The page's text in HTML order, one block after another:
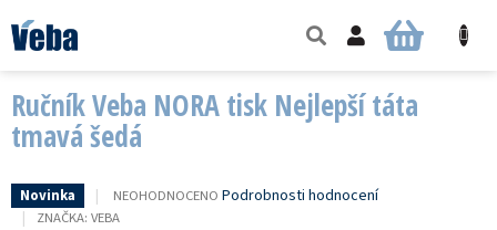
na
obsah
NÁKUPNÍ
Ručník Veba NORA tisk Nejlepší táta
tmavá šedá
Novinka
PRŮMĚRNÉ
HODNOCENÍ
NEOHODNOCENO Podrobnosti hodnocení
ZNAČKA: VEBA